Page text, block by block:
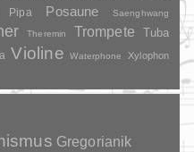
Pipa Posaune Saenghwang
Theremin Trompete
Tuba
Violine Waterphone
Xylophon
Gregorianik